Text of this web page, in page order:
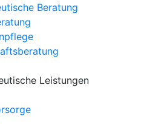
Beratung
Leistungen